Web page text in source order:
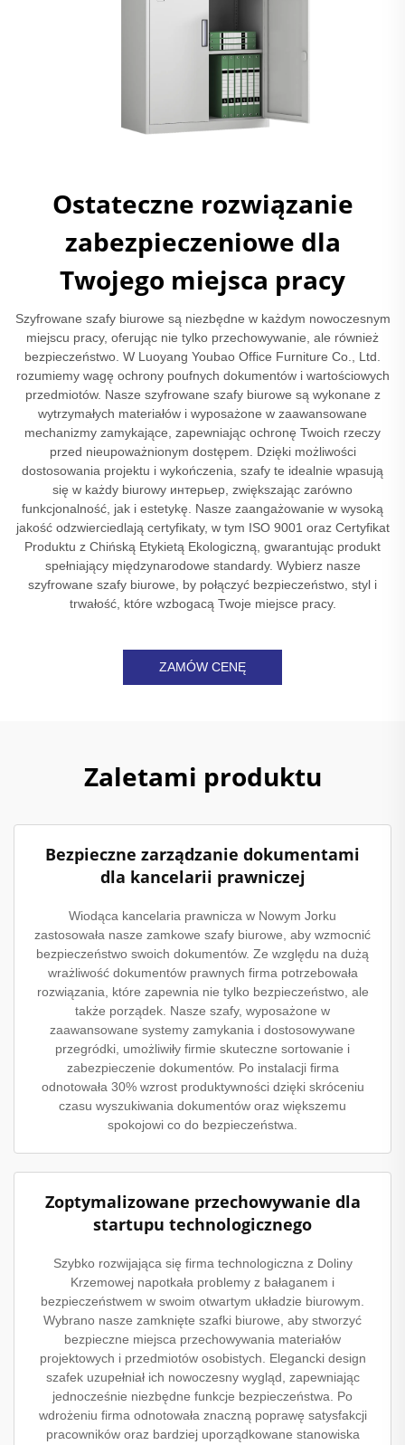
Ostateczne rozwiązanie
zabezpieczeniowe dla
Twojego miejsca pracy
Szyfrowane szafy biurowe są niezbędne w każdym nowoczesnym
miejscu pracy, oferując nie tylko przechowywanie, ale również
bezpieczeństwo. W Luoyang Youbao Office Furniture Co., Ltd.
rozumiemy wagę ochrony poufnych dokumentów i wartościowych
przedmiotów. Nasze szyfrowane szafy biurowe są wykonane z
wytrzymałych materiałów i wyposażone w zaawansowane
mechanizmy zamykające, zapewniając ochronę Twoich rzeczy
przed nieupoważnionym dostępem. Dzięki możliwości
dostosowania projektu i wykończenia, szafy te idealnie wpasują
się w każdy biurowy интерьер, zwiększając zarówno
funkcjonalność, jak i estetykę. Nasze zaangażowanie w wysoką
jakość odzwierciedlają certyfikaty, w tym ISO 9001 oraz Certyfikat
Produktu z Chińską Etykietą Ekologiczną, gwarantując produkt
spełniający międzynarodowe standardy. Wybierz nasze
szyfrowane szafy biurowe, by połączyć bezpieczeństwo, styl i
trwałość, które wzbogacą Twoje miejsce pracy.
ZAMÓW CENĘ
Zaletami produktu
Bezpieczne zarządzanie dokumentami
dla kancelarii prawniczej
Wiodąca kancelaria prawnicza w Nowym Jorku
zastosowała nasze zamkowe szafy biurowe, aby wzmocnić
bezpieczeństwo swoich dokumentów. Ze względu na dużą
wrażliwość dokumentów prawnych firma potrzebowała
rozwiązania, które zapewnia nie tylko bezpieczeństwo, ale
także porządek. Nasze szafy, wyposażone w
zaawansowane systemy zamykania i dostosowywane
przegródki, umożliwiły firmie skuteczne sortowanie i
zabezpieczenie dokumentów. Po instalacji firma
odnotowała 30% wzrost produktywności dzięki skróceniu
czasu wyszukiwania dokumentów oraz większemu
spokojowi co do bezpieczeństwa.
Zoptymalizowane przechowywanie dla
startupu technologicznego
Szybko rozwijająca się firma technologiczna z Doliny
Krzemowej napotkała problemy z bałaganem i
bezpieczeństwem w swoim otwartym układzie biurowym.
Wybrano nasze zamknięte szafki biurowe, aby stworzyć
bezpieczne miejsca przechowywania materiałów
projektowych i przedmiotów osobistych. Elegancki design
szafek uzupełniał ich nowoczesny wygląd, zapewniając
jednocześnie niezbędne funkcje bezpieczeństwa. Po
wdrożeniu firma odnotowała znaczną poprawę satysfakcji
pracowników oraz bardziej uporządkowane stanowiska